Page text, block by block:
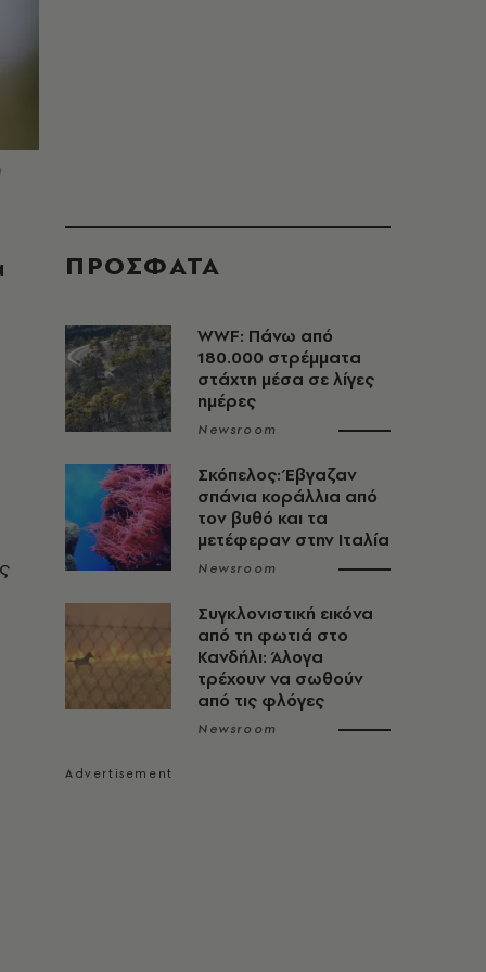
ΠΡΟΣΦΑΤΑ
WWF: Πάνω από
180.000 στρέμματα
στάχτη μέσα σε λίγες
ημέρες
Newsroom
Σκόπελος: Έβγαζαν
σπάνια κοράλλια από
τον βυθό και τα
μετέφεραν στην Ιταλία
Newsroom
Συγκλονιστική εικόνα
από τη φωτιά στο
Κανδήλι: Άλογα
τρέχουν να σωθούν
από τις φλόγες
Newsroom